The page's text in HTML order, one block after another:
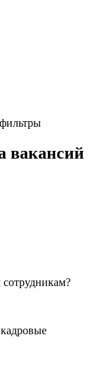
вакансий